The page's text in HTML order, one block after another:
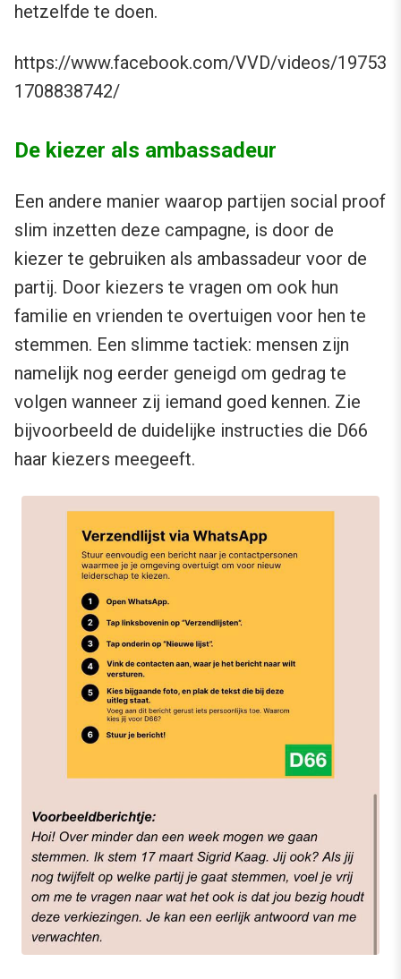
hetzelfde te doen.
https://www.facebook.com/VVD/videos/19753
1708838742/
De kiezer als ambassadeur
Een andere manier waarop partijen social proof
slim inzetten deze campagne, is door de
kiezer te gebruiken als ambassadeur voor de
partij. Door kiezers te vragen om ook hun
familie en vrienden te overtuigen voor hen te
stemmen. Een slimme tactiek: mensen zijn
namelijk nog eerder geneigd om gedrag te
volgen wanneer zij iemand goed kennen. Zie
bijvoorbeeld de duidelijke instructies die D66
haar kiezers meegeeft.